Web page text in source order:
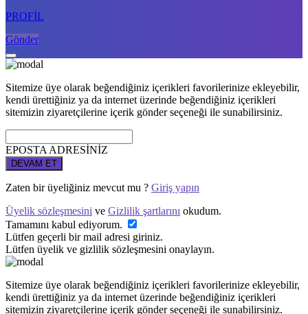
PROFİL
Gönder
Sitemize üye olarak beğendiğiniz içerikleri favorilerinize ekleyebilir,
kendi ürettiğiniz ya da internet üzerinde beğendiğiniz içerikleri
sitemizin ziyaretçilerine içerik gönder seçeneği ile sunabilirsiniz.
EPOSTA ADRESİNİZ
DEVAM ET
Zaten bir üyeliğiniz mevcut mu ? Giriş yapın
Üyelik sözleşmesini ve Gizlilik şartlarını okudum.
Tamamını kabul ediyorum.
Lütfen geçerli bir mail adresi giriniz.
Lütfen üyelik ve gizlilik sözleşmesini onaylayın.
Sitemize üye olarak beğendiğiniz içerikleri favorilerinize ekleyebilir,
kendi ürettiğiniz ya da internet üzerinde beğendiğiniz içerikleri
sitemizin ziyaretçilerine içerik gönder seçeneği ile sunabilirsiniz.